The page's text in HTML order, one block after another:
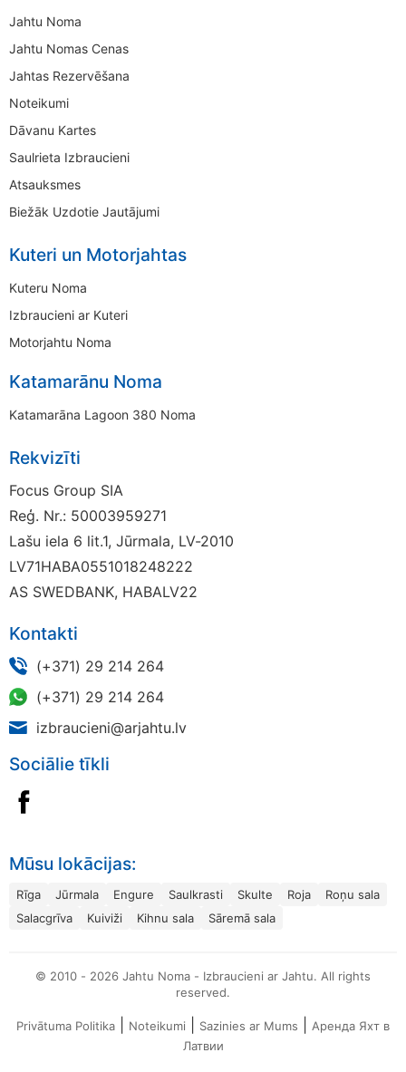
Jahtu Noma
Jahtu Nomas Cenas
Jahtas Rezervēšana
Noteikumi
Dāvanu Kartes
Saulrieta Izbraucieni
Atsauksmes
Biežāk Uzdotie Jautājumi
Kuteri un Motorjahtas
Kuteru Noma
Izbraucieni ar Kuteri
Motorjahtu Noma
Katamarānu Noma
Katamarāna Lagoon 380 Noma
Rekvizīti
Focus Group SIA
Reģ. Nr.: 50003959271
Lašu iela 6 lit.1, Jūrmala, LV-2010
LV71HABA0551018248222
AS SWEDBANK, HABALV22
Kontakti
(+371) 29 214 264
(+371) 29 214 264
izbraucieni@arjahtu.lv
Sociālie tīkli
Mūsu lokācijas:
Rīga Jūrmala Engure Saulkrasti Skulte Roja
Roņu sala
Salacgrīva
Kuiviži Kihnu sala Sāremā sala
© 2010 - 2026 Jahtu Noma - Izbraucieni ar Jahtu. All rights
reserved.
Privātuma Politika Noteikumi Sazinies ar Mums
Аренда Яхт в
Латвии